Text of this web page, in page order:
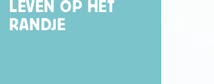
LEVEN OP HET
RANDJE